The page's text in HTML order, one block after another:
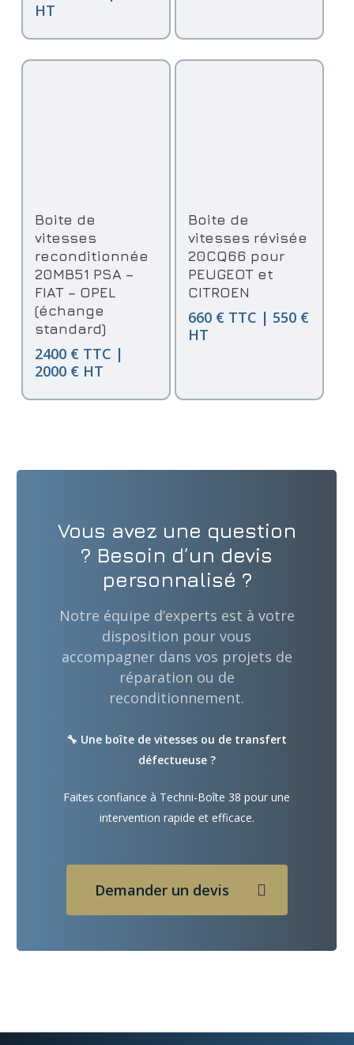
HT
Ajouter Au Panier
Boite de
vitesses
reconditionnée
20MB51 PSA –
FIAT – OPEL
(échange
standard)
2400 € TTC |
2000 € HT
Ajouter Au Panier
Boite de
vitesses révisée
20CQ66 pour
PEUGEOT et
CITROEN
660 € TTC | 550 €
HT
Vous avez une question
? Besoin d’un devis
personnalisé ?
Notre équipe d’experts est à votre
disposition pour vous
accompagner dans vos projets de
réparation ou de
reconditionnement.
🔧 Une boîte de vitesses ou de transfert
défectueuse ?
Faites confiance à Techni-Boîte 38 pour une
intervention rapide et efficace.
Demander un devis